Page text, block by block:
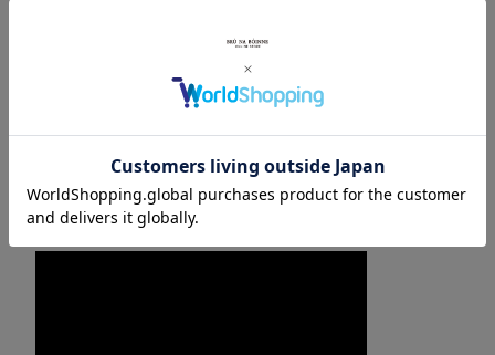
※商品画像はサンプルとなります
若干の個体差はそれぞれの個性としてお楽しみください
スタッフ着用 Mサイズ(＊ブルーフレーバー / ＊パープルフレーバ
スタッフ着用 Mサイズ( ＊イエローフレーバー) 身長158cm
スタッフ着用 Sサイズ(＊オレンジフレーバー) 身長158cm
スタッフ着用 Lサイズ(＊オレンジフレーバー) 身長168cm